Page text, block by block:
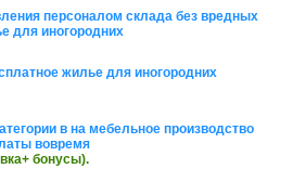
персоналом склада без вредных
для иногородних
жилье для иногородних
в на мебельное производство
вовремя
бонусы).